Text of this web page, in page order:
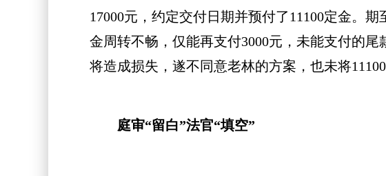
17000元，约定交付日期并预付了11100定金。
金周转不畅，仅能再支付3000元，未能支付的
将造成损失，遂不同意老林的方案，也未将
庭审“留白”法官“填空”